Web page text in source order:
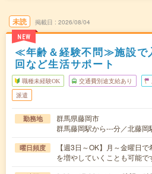
未読
NEW
掲載日 2026/08/04
≪年齢＆経験不問≫施設で
回など生活サポート
職種未経験OK 交通費別途支給あり
派遣
勤務地
群馬県藤岡市
群馬藤岡駅から---分／北藤岡
曜日頻度
【週3日～OK】月～金曜日
を増やしていくことも可能で